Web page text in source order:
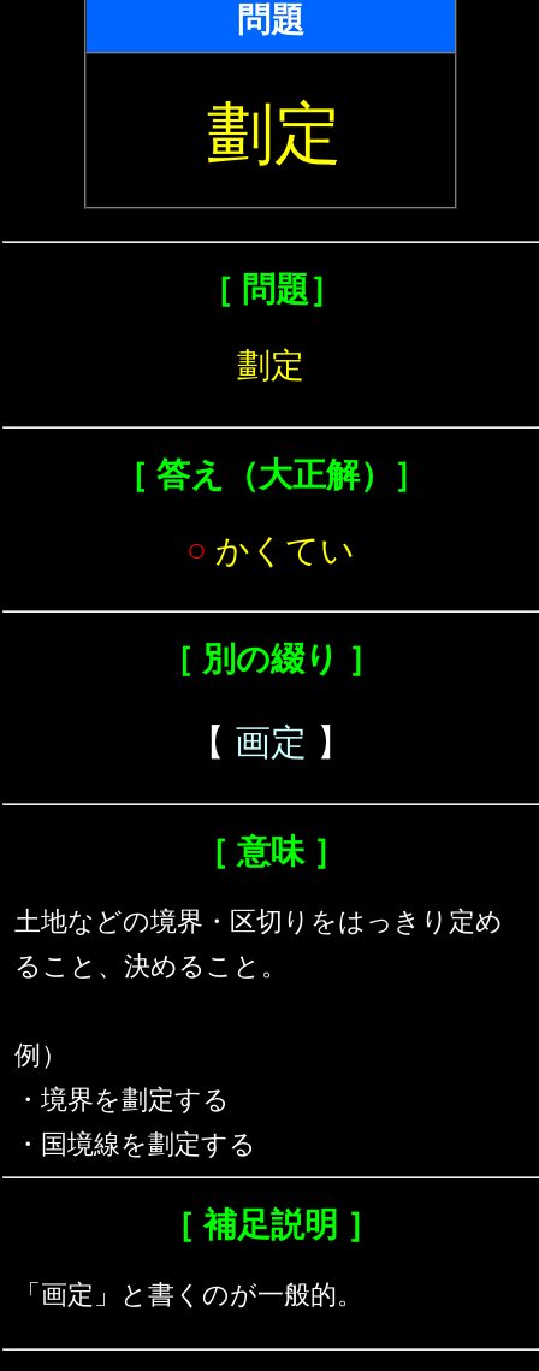
問題
劃定
［ 問題］
劃定
［ 答え（大正解）］
○ かくてい
［ 別の綴り ］
【 画定 】
［ 意味 ］
土地などの境界・区切りをはっきり定め
ること、決めること。
例）
・境界を劃定する
・国境線を劃定する
［ 補足説明 ］
「画定」と書くのが一般的。